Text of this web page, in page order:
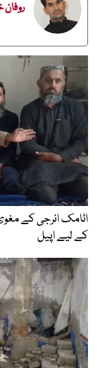
روفان
اٹامک انرجی کے مغوی
کے لیے اپیل